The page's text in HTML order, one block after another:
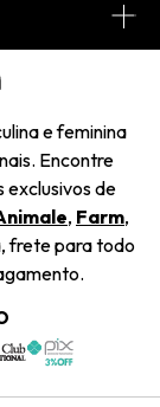
e feminina
Encontre
exclusivos de
, Farm,
frete para todo